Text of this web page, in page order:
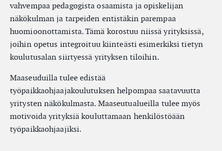
vahvempaa pedagogista osaamista ja opiskelijan
näkökulman ja tarpeiden entistäkin parempaa
huomioonottamista. Tämä korostuu niissä yrityksissä,
joihin opetus integroituu kiinteästi esimerkiksi tietyn
koulutusalan siirtyessä yrityksen tiloihin.
Maaseuduilla tulee edistää
työpaikkaohjaajakoulutuksen helpompaa saatavuutta
yritysten näkökulmasta. Maaseutualueilla tulee myös
motivoida yrityksiä kouluttamaan henkilöstöään
työpaikkaohjaajiksi.